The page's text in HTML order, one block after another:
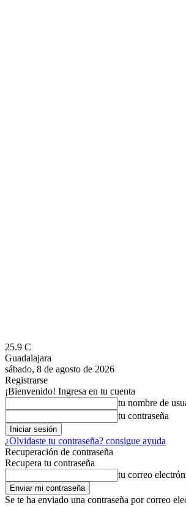
25.9 C
Guadalajara
sábado, 8 de agosto de 2026
Registrarse
¡Bienvenido! Ingresa en tu cuenta
tu nombre de
tu contraseña
¿Olvidaste tu contraseña? consigue ayuda
Recuperación de contraseña
Recupera tu contraseña
tu correo
Se te ha enviado una contraseña por correo